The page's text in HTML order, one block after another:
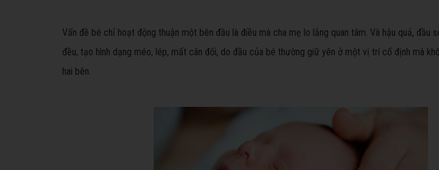
Vấn đề bé chỉ hoạt động thuận một bên đầu là điều mà cha mẹ lo lắng quan tâm. Và hậu quả, đầu
đều, tạo hình dạng méo, lép, mất cân đối, do đầu của bé thường giữ yên ở một vị trí cố định mà
hai bên.